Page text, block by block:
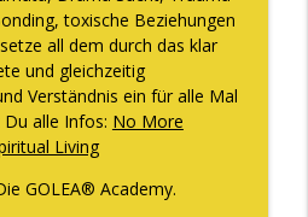
toxische Beziehungen
all dem durch das klar
und gleichzeitig
Verständnis ein für alle Mal
alle Infos: No More
Living
GOLEA® Academy.